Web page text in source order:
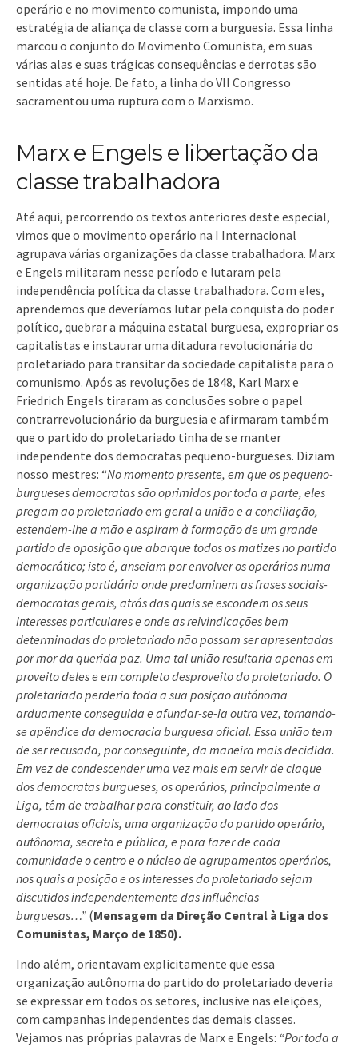
operário e no movimento comunista, impondo uma
estratégia de aliança de classe com a burguesia. Essa linha
marcou o conjunto do Movimento Comunista, em suas
várias alas e suas trágicas consequências e derrotas são
sentidas até hoje. De fato, a linha do VII Congresso
sacramentou uma ruptura com o Marxismo.
Marx e Engels e libertação da
classe trabalhadora
Até aqui, percorrendo os textos anteriores deste especial,
vimos que o movimento operário na I Internacional
agrupava várias organizações da classe trabalhadora. Marx
e Engels militaram nesse período e lutaram pela
independência política da classe trabalhadora. Com eles,
aprendemos que deveríamos lutar pela conquista do poder
político, quebrar a máquina estatal burguesa, expropriar os
capitalistas e instaurar uma ditadura revolucionária do
proletariado para transitar da sociedade capitalista para o
comunismo. Após as revoluções de 1848, Karl Marx e
Friedrich Engels tiraram as conclusões sobre o papel
contrarrevolucionário da burguesia e afirmaram também
que o partido do proletariado tinha de se manter
independente dos democratas pequeno-burgueses. Diziam
nosso mestres: “No momento presente, em que os pequeno-
burgueses democratas são oprimidos por toda a parte, eles
pregam ao proletariado em geral a união e a conciliação,
estendem-lhe a mão e aspiram à formação de um grande
partido de oposição que abarque todos os matizes no partido
democrático; isto é, anseiam por envolver os operários numa
organização partidária onde predominem as frases sociais-
democratas gerais, atrás das quais se escondem os seus
interesses particulares e onde as reivindicações bem
determinadas do proletariado não possam ser apresentadas
por mor da querida paz. Uma tal união resultaria apenas em
proveito deles e em completo desproveito do proletariado. O
proletariado perderia toda a sua posição autónoma
arduamente conseguida e afundar-se-ia outra vez, tornando-
se apêndice da democracia burguesa oficial. Essa união tem
de ser recusada, por conseguinte, da maneira mais decidida.
Em vez de condescender uma vez mais em servir de claque
dos democratas burgueses, os operários, principalmente a
Liga, têm de trabalhar para constituir, ao lado dos
democratas oficiais, uma organização do partido operário,
autônoma, secreta e pública, e para fazer de cada
comunidade o centro e o núcleo de agrupamentos operários,
nos quais a posição e os interesses do proletariado sejam
discutidos independentemente das influências
burguesas…” (Mensagem da Direção Central à Liga dos
Comunistas, Março de 1850).
Indo além, orientavam explicitamente que essa
organização autônoma do partido do proletariado deveria
se expressar em todos os setores, inclusive nas eleições,
com campanhas independentes das demais classes.
Vejamos nas próprias palavras de Marx e Engels: “Por toda a